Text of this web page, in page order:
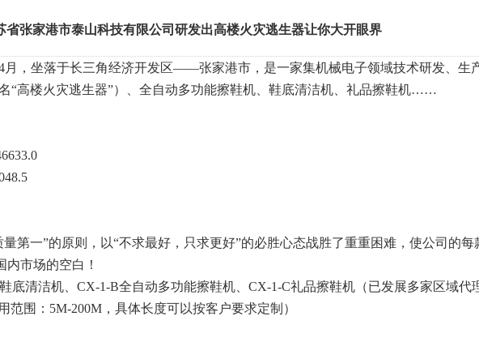
省张家港市泰山科技有限公司研发出高楼火灾逃生器让你大开眼界
月，坐落于长三角经济开发区——张家港市，是一家集机械电子领域技术研发、生
“高楼火灾逃生器”）、全自动多功能擦鞋机、鞋底清洁机、礼品擦鞋机……
量第一”的原则，以“不求最好，只求更好”的必胜心态战胜了重重困难，使公司的
市场的空白！
底清洁机、 CX-1-B全自动多功能擦鞋机、 CX-1-C礼品擦鞋机（已发展多家区域代
范围： 5M-200M ，具体长度可以按客户要求定制）